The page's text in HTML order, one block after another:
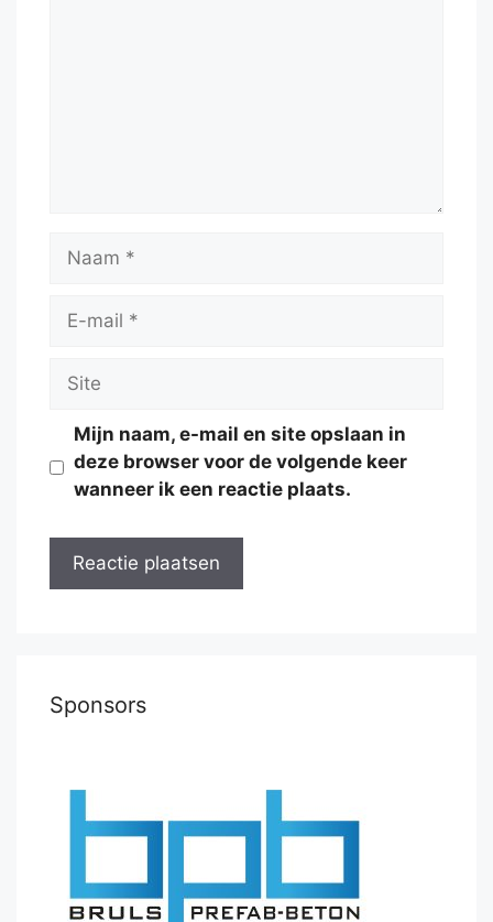
Naam
Site
Mijn naam, e-mail en site opslaan in
deze browser voor de volgende keer
wanneer ik een reactie plaats.
Sponsors